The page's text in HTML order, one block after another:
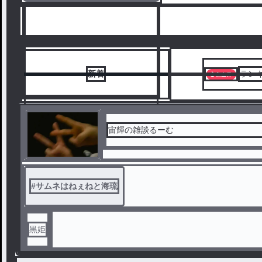
1
新着 ラン
宙輝の雑談るーむ
#サムネはねぇねと海琉
黒姫